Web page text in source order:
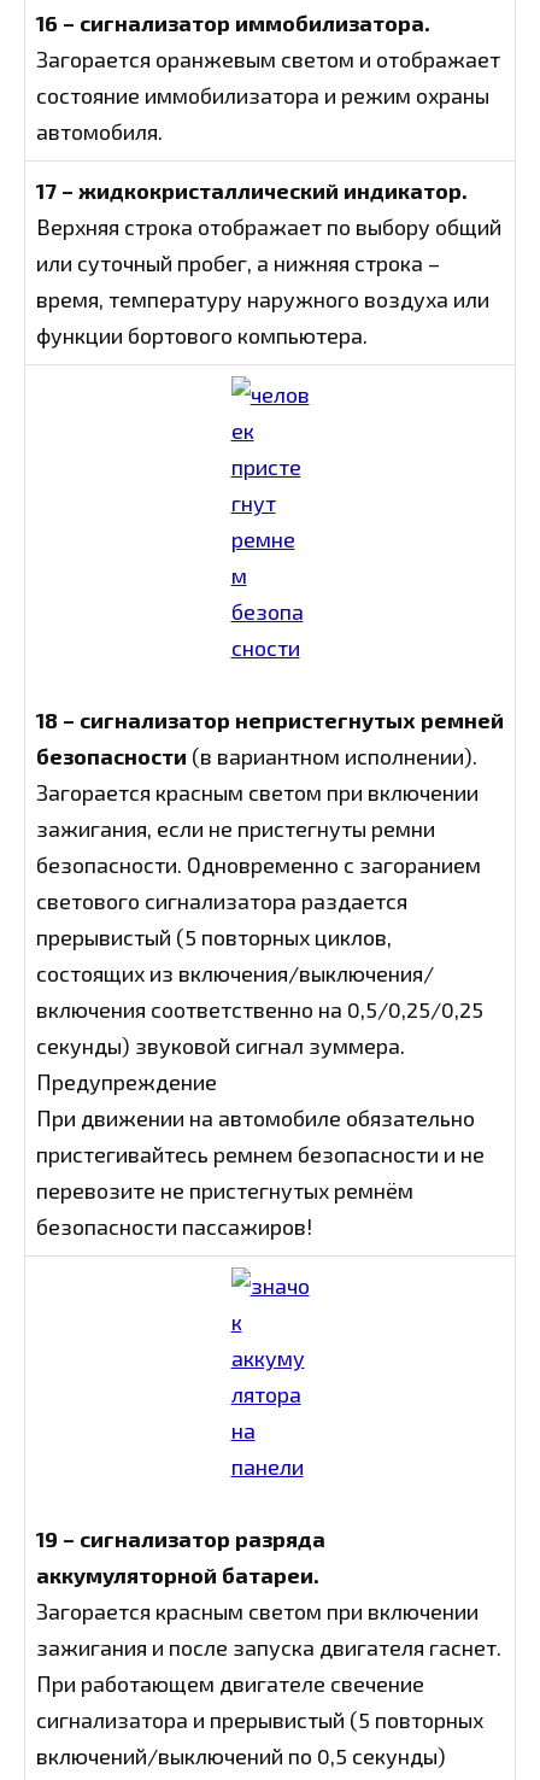
16 – сигнализатор иммобилизатора.
Загорается оранжевым светом и отображает
состояние иммобилизатора и режим охраны
автомобиля.
17 – жидкокристаллический индикатор.
Верхняя строка отображает по выбору общий
или суточный пробег, а нижняя строка –
время, температуру наружного воздуха или
функции бортового компьютера.
18 – сигнализатор непристегнутых ремней
безопасности (в вариантном исполнении).
Загорается красным светом при включении
зажигания, если не пристегнуты ремни
безопасности. Одновременно с загоранием
светового сигнализатора раздается
прерывистый (5 повторных циклов,
состоящих из включения/выключения/
включения соответственно на 0,5/0,25/0,25
секунды) звуковой сигнал зуммера.
Предупреждение
При движении на автомобиле обязательно
пристегивайтесь ремнем безопасности и не
перевозите не пристегнутых ремнём
безопасности пассажиров!
19 – сигнализатор разряда
аккумуляторной батареи.
Загорается красным светом при включении
зажигания и после запуска двигателя гаснет.
При работающем двигателе свечение
сигнализатора и прерывистый (5 повторных
включений/выключений по 0,5 секунды)